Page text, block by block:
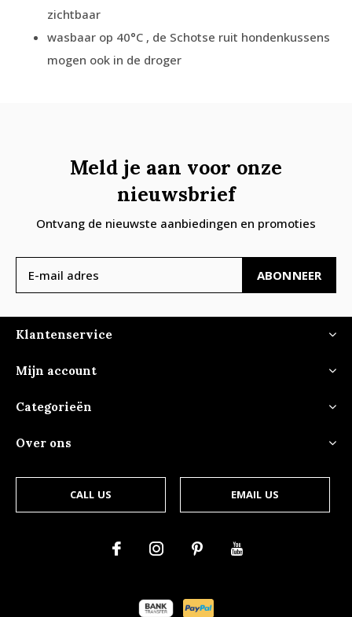
zichtbaar
wasbaar op 40°C , de Schotse ruit hondenkussens
mogen ook in de droger
Meld je aan voor onze
nieuwsbrief
Ontvang de nieuwste aanbiedingen en promoties
ABONNEER
Klantenservice
Mijn account
Categorieën
Over ons
CALL US EMAIL US